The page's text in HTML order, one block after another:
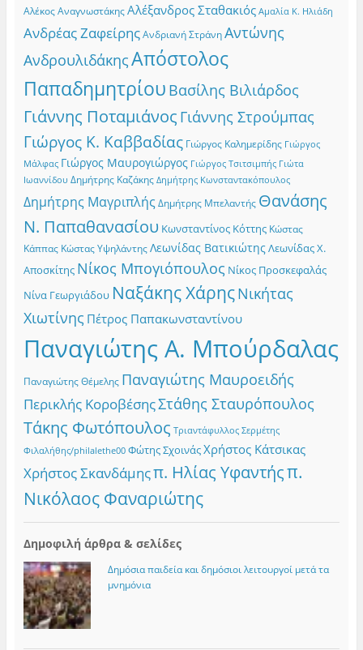
Αλέκος Αναγνωστάκης Αλέξανδρος Σταθακιός Αμαλία Κ. Ηλιάδη
Ανδρέας Ζαφείρης Ανδριανή Στράνη Αντώνης
ΑνδρουλιδάκηςΑπόστολος
Παπαδημητρίου Βασίλης Βιλιάρδος
Γιάννης Ποταμιάνος Γιάννης Στρούμπας
Γιώργος Κ. Καββαδίας Γιώργος Καλημερίδης Γιώργος
Μάλφας Γιώργος Μαυρογιώργος Γιώργος Τσιτσιμπής Γιώτα
Ιωαννίδου Δημήτρης Καζάκης Δημήτρης Κωνσταντακόπουλος
Δημήτρης Μαγριπλής Δημήτρης Μπελαντής Θανάσης
Ν. Παπαθανασίου Κωνσταντίνος Κόττης Κώστας
Κάππας Κώστας Υψηλάντης Λεωνίδας ΒατικιώτηςΛεωνίδας Χ.
Αποσκίτης Νίκος Μπογιόπουλος Νίκος Προσκεφαλάς
Νίνα Γεωργιάδου Ναξάκης ΧάρηςΝικήτας
Χιωτίνης Πέτρος Παπακωνσταντίνου
Παναγιώτης Α. Μπούρδαλας
Παναγιώτης Θέμελης Παναγιώτης Μαυροειδής
Περικλής ΚοροβέσηςΣτάθης Σταυρόπουλος
Τάκης Φωτόπουλος Τριαντάφυλλος Σερμέτης
Φιλαλήθης/philalethe00 Φώτης ΣχοινάςΧρήστος Κάτσικας
Χρήστος Σκανδάμηςπ. Ηλίας Υφαντήςπ.
Νικόλαος Φαναριώτης
Δημοφιλή άρθρα & σελίδες
Δημόσια παιδεία και δημόσιοι λειτουργοί μετά τα
μνημόνια